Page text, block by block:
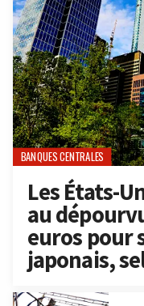
BANQUES CENTRALES
Les États-
au
euros pour
japonais,